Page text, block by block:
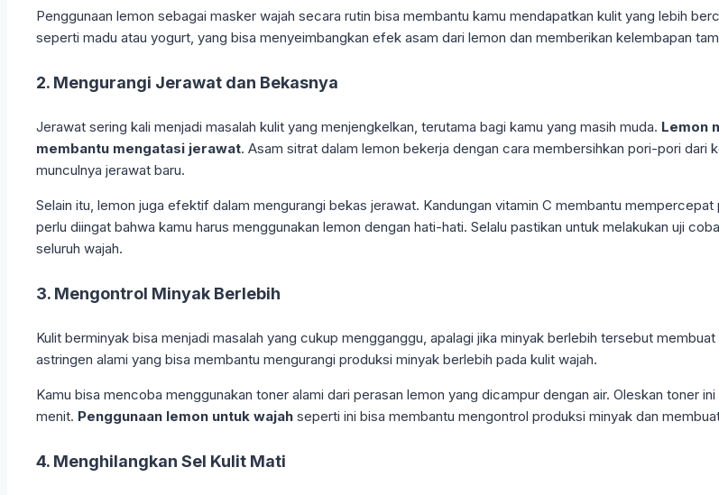
Penggunaan lemon sebagai masker wajah secara rutin bisa membantu kamu mendapatkan kulit yang lebih
seperti madu atau yogurt, yang bisa menyeimbangkan efek asam dari lemon dan memberikan kelembapan
2. Mengurangi Jerawat dan Bekasnya
Jerawat sering kali menjadi masalah kulit yang menjengkelkan, terutama bagi kamu yang masih muda. Lemon
membantu mengatasi jerawat. Asam sitrat dalam lemon bekerja dengan cara membersihkan pori-pori
munculnya jerawat baru.
Selain itu, lemon juga efektif dalam mengurangi bekas jerawat. Kandungan vitamin C membantu
perlu diingat bahwa kamu harus menggunakan lemon dengan hati-hati. Selalu pastikan untuk melakukan uji
seluruh wajah.
3. Mengontrol Minyak Berlebih
Kulit berminyak bisa menjadi masalah yang cukup mengganggu, apalagi jika minyak berlebih tersebut
astringen alami yang bisa membantu mengurangi produksi minyak berlebih pada kulit wajah.
Kamu bisa mencoba menggunakan toner alami dari perasan lemon yang dicampur dengan air. Oleskan toner
menit. Penggunaan lemon untuk wajah seperti ini bisa membantu mengontrol produksi minyak dan
4. Menghilangkan Sel Kulit Mati